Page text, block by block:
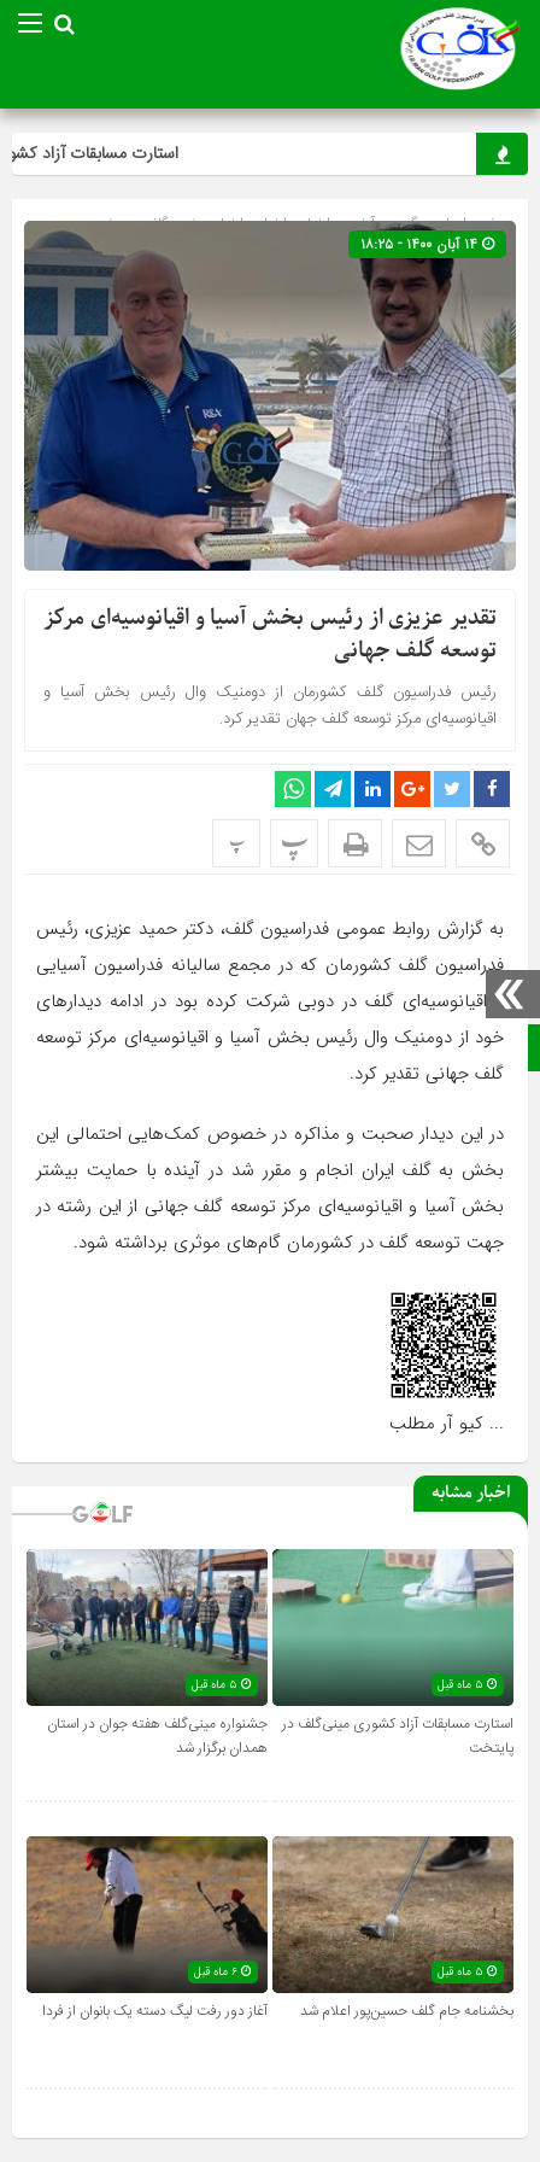
صفحه نخست
استارت مسابقات آزاد
صفحه اصلی» گروه »آخرین اخبار»اخبار»اخبار ویژه»گلف»ویژه
تقدیر عزیزی از رئیس بخش آسیا و اقیانوسیه‌ای مرکز
توسعه گلف جهانی
رئیس فدراسیون گلف کشورمان از دومنیک وال رئیس بخش آسیا و
اقیانوسیه‌ای مرکز توسعه گلف جهان تقدیر کرد.
پ پ
به گزارش روابط عمومی فدراسیون گلف، دکتر حمید عزیزی، رئیس
فدراسیون گلف کشورمان که در مجمع سالیانه فدراسیون آسیایی
و اقیانوسیه‌ای گلف در دوبی شرکت کرده بود در ادامه دیدارهای
خود از دومنیک وال رئیس بخش آسیا و اقیانوسیه‌ای مرکز توسعه
گلف جهانی تقدیر کرد.
در این دیدار صحبت و مذاکره در خصوص کمک‌هایی احتمالی این
بخش به گلف ایران انجام و مقرر شد در آینده با حمایت بیشتر
بخش آسیا و اقیانوسیه‌ای مرکز توسعه گلف جهانی از این رشته در
جهت توسعه گلف در کشورمان گام‌های موثری برداشته شود.
... کیو آر مطلب
اخبار مشابه
استارت مسابقات آزاد کشوری مینی‌گلف در
پایتخت
جشنواره مینی‌گلف هفته جوان در استان
همدان برگزار شد
بخشنامه جام گلف حسین‌پور اعلام شد آغاز دور رفت لیگ دسته یک بانوان از فردا